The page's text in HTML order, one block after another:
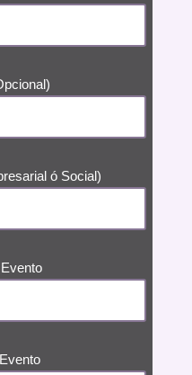
ó Social)